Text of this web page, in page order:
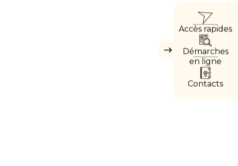
Masquer
Accès rapides
Démarches
en ligne
Contacts